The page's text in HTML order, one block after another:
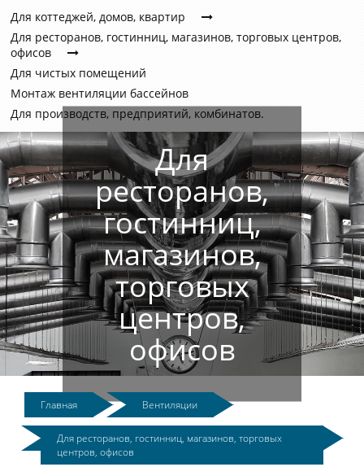
Для коттеджей, домов, квартир
Для ресторанов, гостинниц, магазинов, торговых центров,
офисов
Для чистых помещений
Монтаж вентиляции бассейнов
Для производств, предприятий, комбинатов.
Для
ресторанов,
гостинниц,
магазинов,
торговых
центров,
офисов
Главная Вентиляции
Для ресторанов, гостинниц, магазинов, торговых
центров, офисов